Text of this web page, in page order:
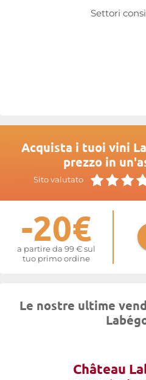
Maggiori informazioni sul sito di
Settori
Acquista i tuoi vini
prezzo in
Sito valutato
-20€
a partire da 99 € sul
tuo primo ordine
Le nostre ultime
Château